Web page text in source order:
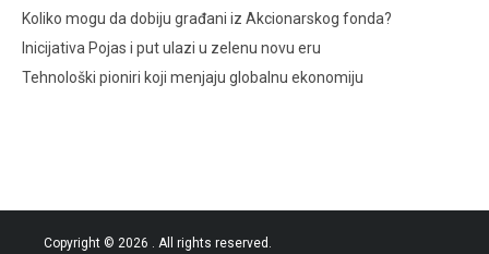
Koliko mogu da dobiju građani iz Akcionarskog fonda?
Inicijativa Pojas i put ulazi u zelenu novu eru
Tehnološki pioniri koji menjaju globalnu ekonomiju
Copyright © 2026 . All rights reserved.